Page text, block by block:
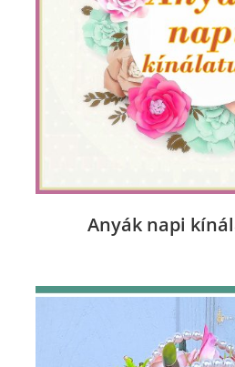
Anyák napi